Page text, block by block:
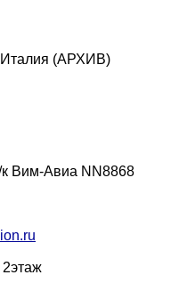
Италия (АРХИВ)
Вим-Авиа NN8868